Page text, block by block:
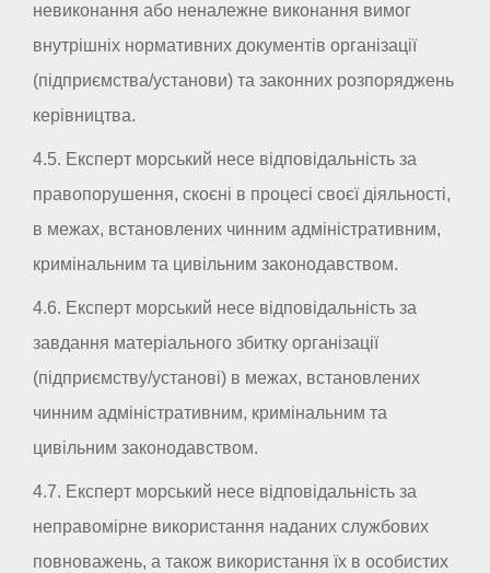
невиконання або неналежне виконання вимог
внутрішніх нормативних документів організації
(підприємства/установи) та законних розпоряджень
керівництва.
4.5. Експерт морський несе відповідальність за
правопорушення, скоєні в процесі своєї діяльності,
в межах, встановлених чинним адміністративним,
кримінальним та цивільним законодавством.
4.6. Експерт морський несе відповідальність за
завдання матеріального збитку організації
(підприємству/установі) в межах, встановлених
чинним адміністративним, кримінальним та
цивільним законодавством.
4.7. Експерт морський несе відповідальність за
неправомірне використання наданих службових
повноважень, а також використання їх в особистих